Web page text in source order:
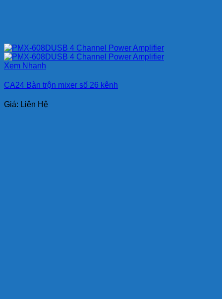
Xem Nhanh
CA24 Bàn trộn mixer số 26 kênh
Giá: Liên Hệ